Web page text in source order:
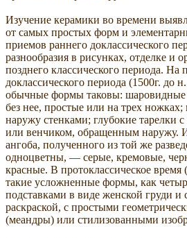
Изучение керамики во времени
от самых простых форм и
приемов раннего доклассического
разнообразия в рисунках, отделке и
позднего классического периода. На
доклассического периода (1500г. до
обычные формы таковы:
без нее, простые или на трех
наружу стенками; глубокие тарелки
или венчиком, обращенным наружу.
ангоба, полученного из той же
одноцветны, — серые, кремовые,
красные. В протоклассическое время
такие усложненные формы, как
подставками в виде женской груди и
раскраской, с простыми
(меандры) или стилизованными